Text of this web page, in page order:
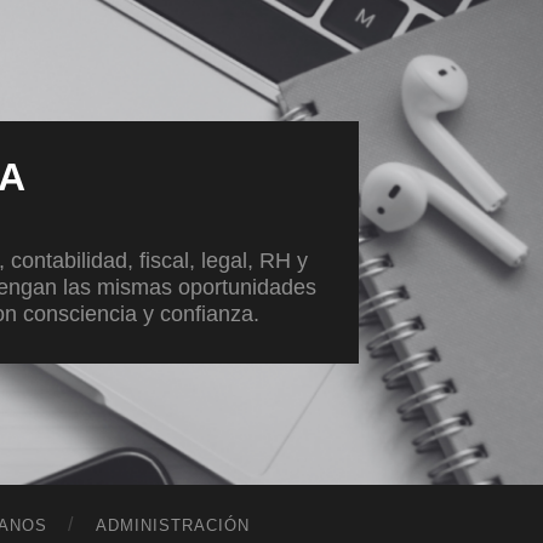
contabilidad, fiscal, legal, RH y
las mismas oportunidades
consciencia y confianza.
ADMINISTRACIÓN